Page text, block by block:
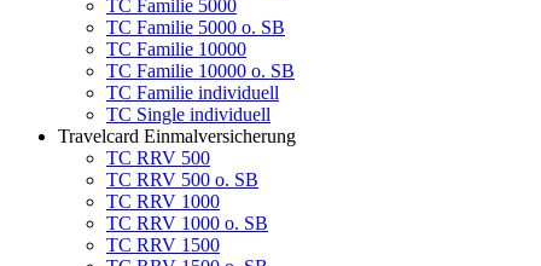
TC Familie 5000
TC Familie 5000 o. SB
TC Familie 10000
TC Familie 10000 o. SB
TC Familie individuell
TC Single individuell
Travelcard Einmalversicherung
TC RRV 500
TC RRV 500 o. SB
TC RRV 1000
TC RRV 1000 o. SB
TC RRV 1500